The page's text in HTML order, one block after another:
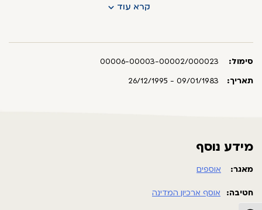
מכתב בעניין חובת בדיקות לאיתור נגיף הכשל החיסוני הנרכש (איידס)
לשימוש הצוות המטפל בחולה וצוות מעבדה למניעת תסמונת הכשל
החיסוני (איידס) ועוד . הושחרו שמות בשל צנעת הפרט.
קרא עוד
סימול:
תאריך:
מידע נוסף
מאגר: אוספים
חטיבה: אוסף ארכיון המדינה